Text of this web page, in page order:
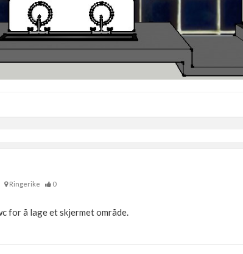
Ringerike 0
for å lage et skjermet område.